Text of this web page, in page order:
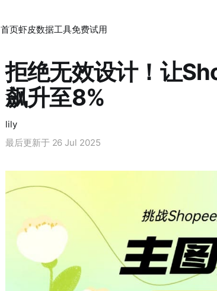
首页虾皮数据工具免费试用
拒绝无效设计！让
飙升至8%
lily
最后更新于 26 Jul 2025